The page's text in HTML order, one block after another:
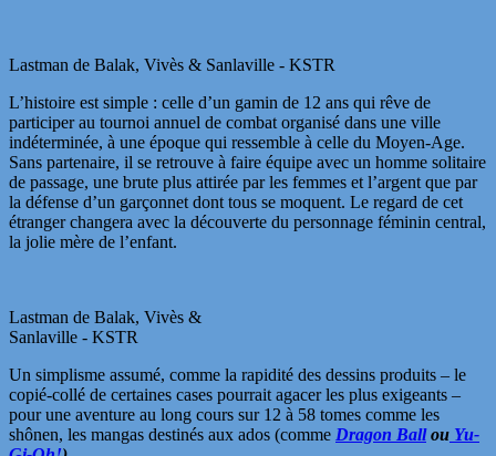
Lastman de Balak, Vivès & Sanlaville - KSTR
L’histoire est simple : celle d’un gamin de 12 ans qui rêve de
participer au tournoi annuel de combat organisé dans une ville
indéterminée, à une époque qui ressemble à celle du Moyen-Age.
Sans partenaire, il se retrouve à faire équipe avec un homme solitaire
de passage, une brute plus attirée par les femmes et l’argent que par
la défense d’un garçonnet dont tous se moquent. Le regard de cet
étranger changera avec la découverte du personnage féminin central,
la jolie mère de l’enfant.
Lastman de Balak, Vivès &
Sanlaville - KSTR
Un simplisme assumé, comme la rapidité des dessins produits – le
copié-collé de certaines cases pourrait agacer les plus exigeants –
pour une aventure au long cours sur 12 à 58 tomes comme les
shônen, les mangas destinés aux ados (comme Dragon Ball ou Yu-